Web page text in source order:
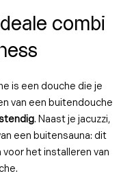
combi
is een douche die je
van een buitendouche
. Naast je jacuzzi,
een buitensauna: dit
het installeren van